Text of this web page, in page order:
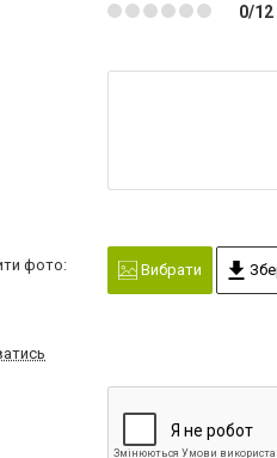
0/12
фото: Вибрати